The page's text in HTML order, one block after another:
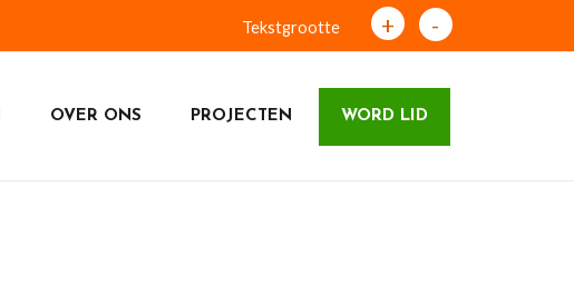
Tekstgrootte + -
OVER ONS PROJECTEN WORD LID